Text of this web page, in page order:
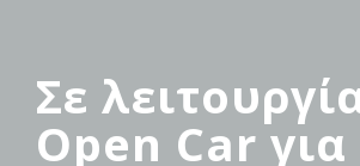
Σε
Open Car για